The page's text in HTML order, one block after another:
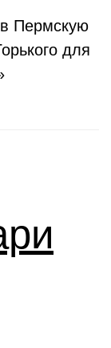
Пермскую
для